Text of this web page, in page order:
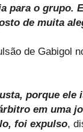
para o grupo.
de muita
de Gabigol
porque ele
em uma
foi expulso,